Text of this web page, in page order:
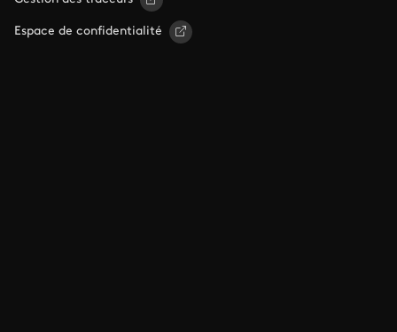
Espace de confidentialité